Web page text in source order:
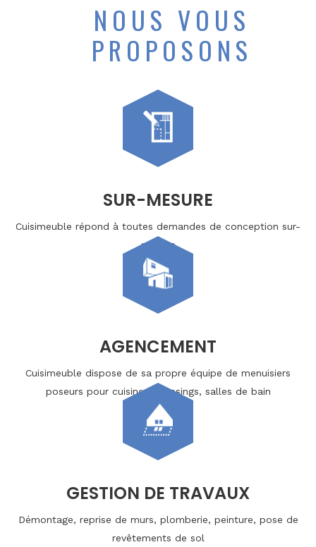
NOUS VOUS
PROPOSONS
SUR-MESURE
Cuisimeuble répond à toutes demandes de conception sur-
mesure
AGENCEMENT
Cuisimeuble dispose de sa propre équipe de menuisiers
poseurs pour cuisines, dressings, salles de bain
GESTION DE TRAVAUX
Démontage, reprise de murs, plomberie, peinture, pose de
revêtements de sol